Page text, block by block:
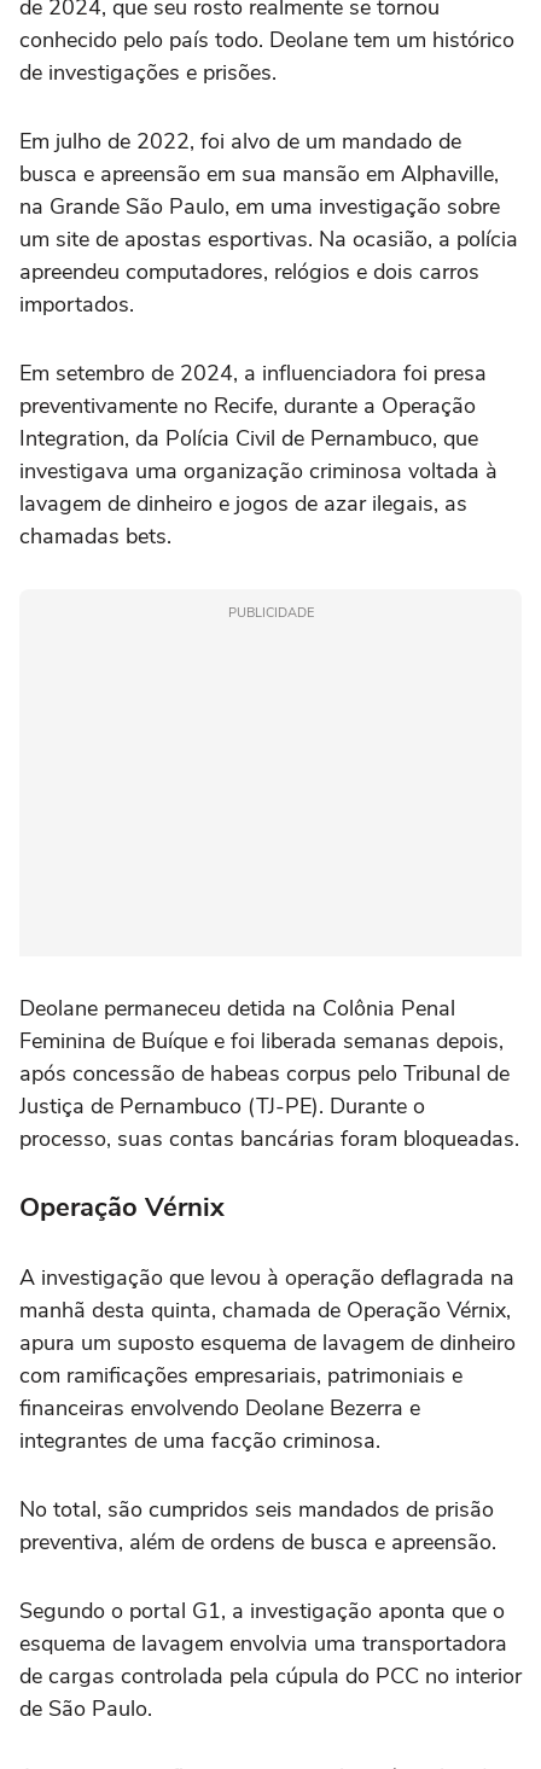
de 2024, que seu rosto realmente se tornou
conhecido pelo país todo. Deolane tem um histórico
de investigações e prisões.
Em julho de 2022, foi alvo de um mandado de
busca e apreensão em sua mansão em Alphaville,
na Grande São Paulo, em uma investigação sobre
um site de apostas esportivas. Na ocasião, a polícia
apreendeu computadores, relógios e dois carros
importados.
Em setembro de 2024, a influenciadora foi presa
preventivamente no Recife, durante a Operação
Integration, da Polícia Civil de Pernambuco, que
investigava uma organização criminosa voltada à
lavagem de dinheiro e jogos de azar ilegais, as
chamadas bets.
PUBLICIDADE
Deolane permaneceu detida na Colônia Penal
Feminina de Buíque e foi liberada semanas depois,
após concessão de habeas corpus pelo Tribunal de
Justiça de Pernambuco (TJ-PE). Durante o
processo, suas contas bancárias foram bloqueadas.
Operação Vérnix
A investigação que levou à operação deflagrada na
manhã desta quinta, chamada de Operação Vérnix,
apura um suposto esquema de lavagem de dinheiro
com ramificações empresariais, patrimoniais e
financeiras envolvendo Deolane Bezerra e
integrantes de uma facção criminosa.
No total, são cumpridos seis mandados de prisão
preventiva, além de ordens de busca e apreensão.
Segundo o portal G1, a investigação aponta que o
esquema de lavagem envolvia uma transportadora
de cargas controlada pela cúpula do PCC no interior
de São Paulo.